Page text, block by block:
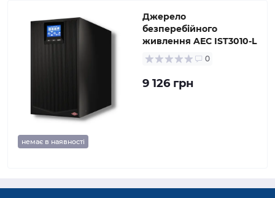
немає в наявності
Джерело
безперебійного
живлення AEC IST3010-L
0
9 126 грн